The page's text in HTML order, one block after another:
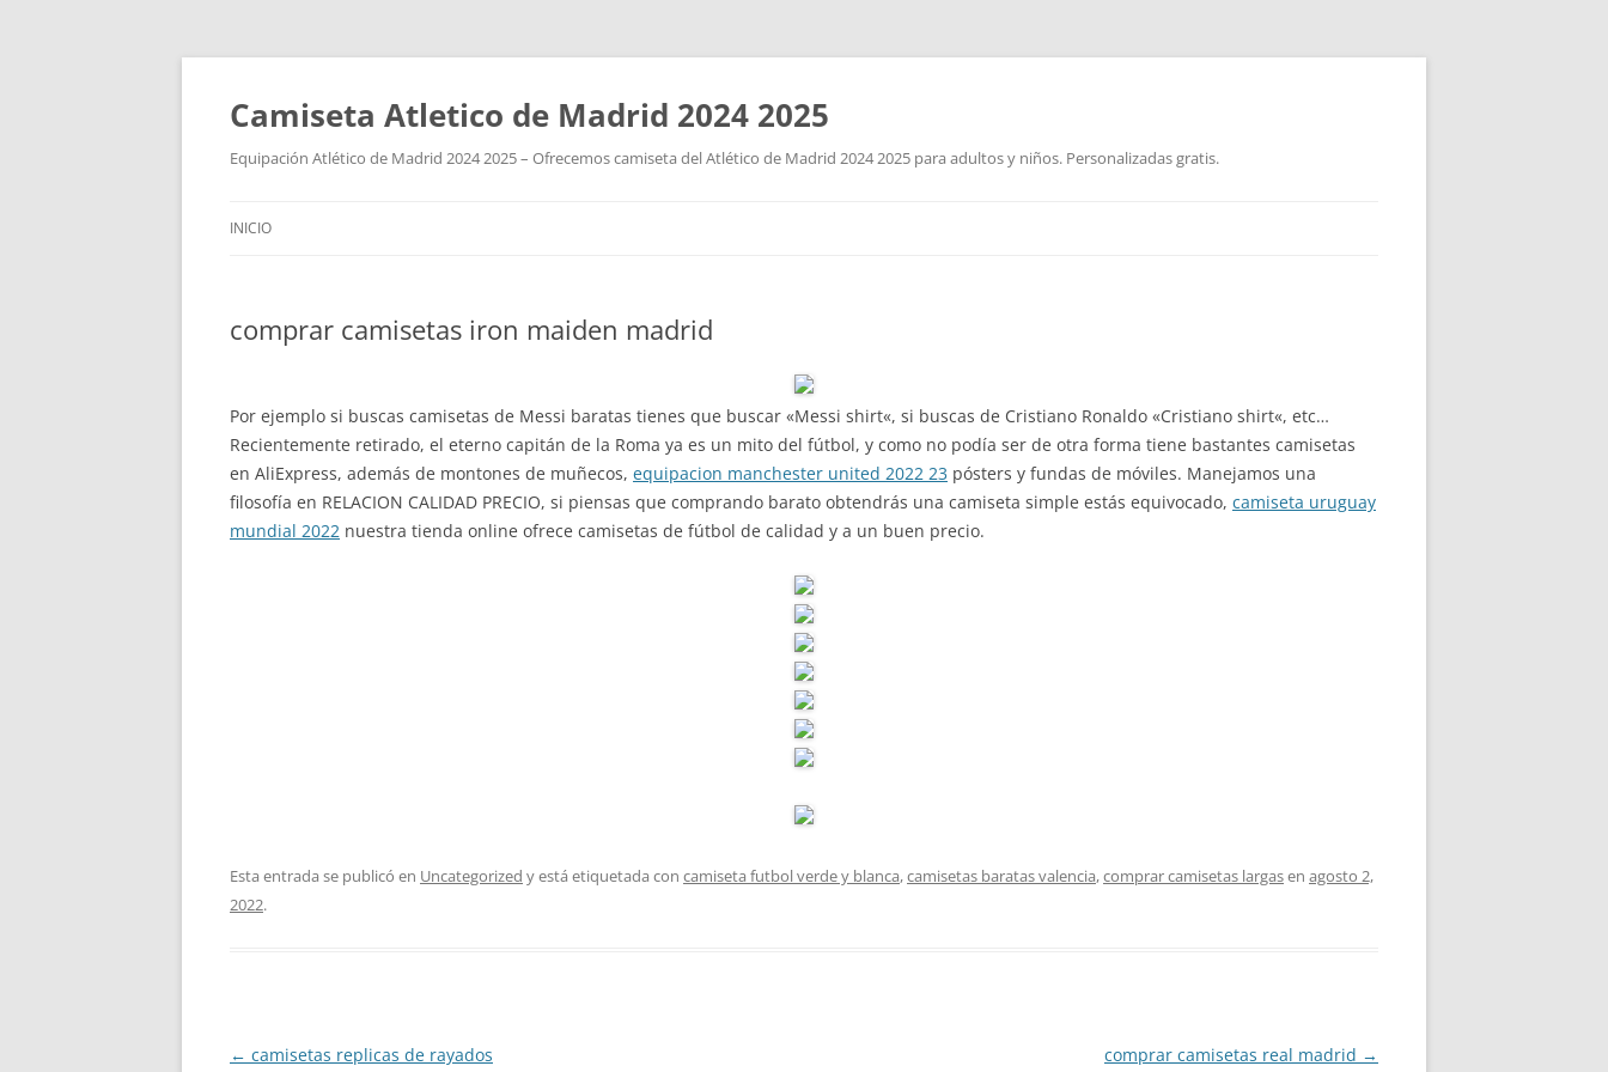
Camiseta Atletico de Madrid 2024 2025
Equipación Atlético de Madrid 2024 2025 – Ofrecemos camiseta del Atlético de Madrid 2024 2025 para adultos y niños. Personalizadas gratis.
INICIO
comprar camisetas iron maiden madrid
Por ejemplo si buscas camisetas de Messi baratas tienes que buscar «Messi shirt«, si buscas de Cristiano Ronaldo «Cristiano shirt«, etc…
Recientemente retirado, el eterno capitán de la Roma ya es un mito del fútbol, y como no podía ser de otra forma tiene bastantes camisetas
en AliExpress, además de montones de muñecos, equipacion manchester united 2022 23 pósters y fundas de móviles. Manejamos una
filosofía en RELACION CALIDAD PRECIO, si piensas que comprando barato obtendrás una camiseta simple estás equivocado, camiseta uruguay
mundial 2022 nuestra tienda online ofrece camisetas de fútbol de calidad y a un buen precio.
Esta entrada se publicó en Uncategorized y está etiquetada con camiseta futbol verde y blanca,camisetas baratas valencia,comprar camisetas largasen agosto 2,
2022.
Navegación
← camisetas replicas de rayados comprar camisetas real madrid →